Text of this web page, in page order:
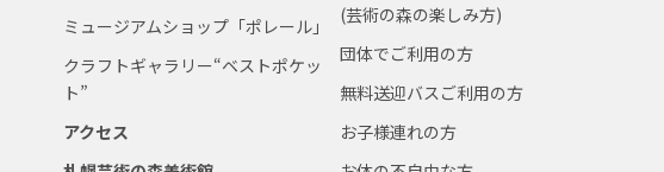
ミュージアムショップ「ポレール」
クラフトギャラリー“ベストポケッ
ト”
アクセス
(芸術の森の楽しみ方)
団体でご利用の方
無料送迎バスご利用の方
お子様連れの方